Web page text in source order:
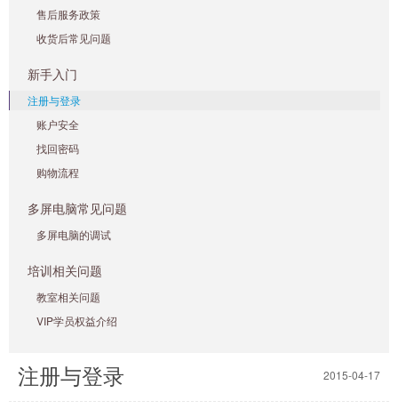
售后服务政策
收货后常见问题
新手入门
注册与登录
账户安全
找回密码
购物流程
多屏电脑常见问题
多屏电脑的调试
培训相关问题
教室相关问题
VIP学员权益介绍
注册与登录 2015-04-17